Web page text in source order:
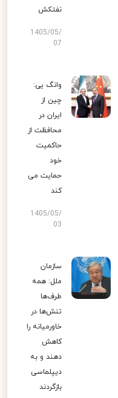
نفتکش
1405/05/
07
وانگ یی:
چین از
ایران در
محافظت از
حاکمیت
خود
حمایت می
کند
1405/05/
03
سازمان
ملل: همه
طرف‌ها
تنش‌ها در
خاورمیانه را
کاهش
دهند و به
دیپلماسی
بازگردند